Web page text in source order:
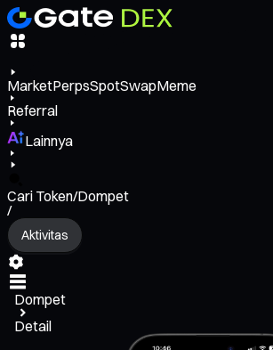
MarketPerpsSpotSwapMeme
Referral
Lainnya
Cari Token/Dompet
/
Aktivitas
Dompet
Detail